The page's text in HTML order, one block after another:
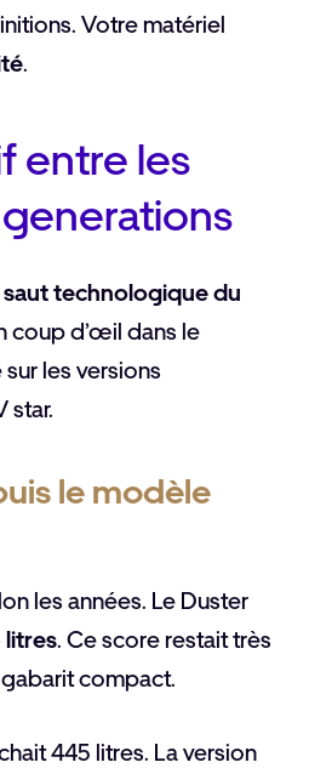
Votre matériel
.
entre les
saut technologique du
coup d’œil dans le
les versions
star.
le modèle
les années. Le Duster
litres. Ce score restait très
compact.
445 litres. La version